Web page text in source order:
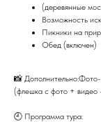
(деревянные
Возможность
Пикники на
Обед (включен)
📸
(флешка с фото + видео
🕘 Программа тура: